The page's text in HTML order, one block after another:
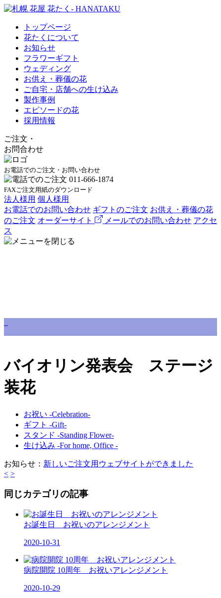
トップページ
花たくについて
お知らせ
フラワーギフト
ウェディング
お供え・葬儀の花
ご自宅・店舗への生け込み
製作事例
エピソードの花
採用情報
ご注文 ・
お問合わせ
お電話でのご注文・お問い合わせ
FAXご注文用紙のダウンロード
法人様用 個人様用
お電話でのお問い合わせ ギフトのご注文 お供え・葬儀の花
のご注文 オーダーサイト メールでのお問い合わせ アクセ
ス
バイオリン発表会 ステージ
装花
お祝い -Celebration-
ギフト -Gift-
スタンド -Standing Flower-
生け込み -For home, Office -
お知らせ： 新しいご注文用ウェブサイトができました
< >
同じカテゴリの記事
お誕生日 お祝いのアレンジメント
2020-10-31
病院開院 10周年 お祝いアレンジメント
2020-10-29